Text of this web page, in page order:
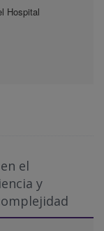
Hospital
el
y